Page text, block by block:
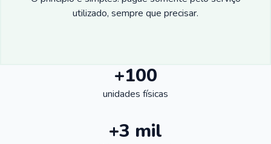
utilizado, sempre que precisar.
+100
unidades físicas
+3 mil